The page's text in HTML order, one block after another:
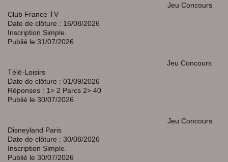
Jeu Concours
Club France TV
Date de clôture : 16/08/2026
Inscription Simple.
Publié le 31/07/2026
Jeu Concours
Télé-Loisirs
Date de clôture : 01/09/2026
Réponses : 1> 2 Parcs 2> 40
Publié le 30/07/2026
Jeu Concours
Disneyland Paris
Date de clôture : 30/08/2026
Inscription Simple.
Publié le 30/07/2026